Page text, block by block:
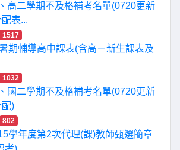
高二學期不及格補考名單(0720更新
表...
1517
期輔導高中課表(含高ㄧ新生課表及
1032
國二學期不及格補考名單(0720更新
)
802
學年度第2次代理(課)教師甄選簡章